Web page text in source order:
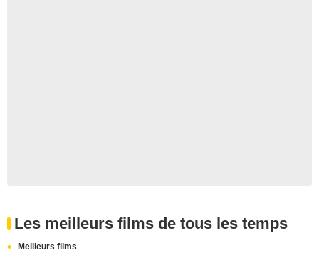
Les meilleurs films de tous les temps
Meilleurs films